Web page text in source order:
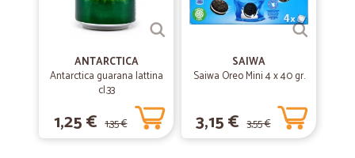
ANTARCTICA
Antarctica guarana lattina
cl.33
1,25 € 1,35 €
SAIWA
Saiwa Oreo Mini 4 x 40 gr.
3,15 € 3,55 €